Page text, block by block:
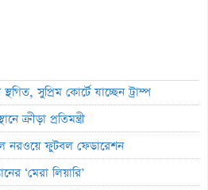
সুপ্রিম কোর্টে যাচ্ছেন ট্রাম্প
ক্রীড়া প্রতিমন্ত্রী
নরওয়ে ফুটবল ফেডারেশন
‘মেরা লিয়ারি’